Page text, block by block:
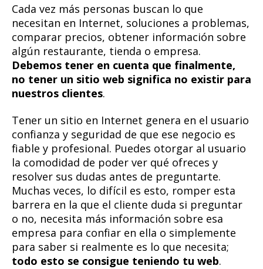
Cada vez más personas buscan lo que
necesitan en Internet, soluciones a problemas,
comparar precios, obtener información sobre
algún restaurante, tienda o empresa.
Debemos tener en cuenta que finalmente,
no tener un sitio web significa no existir para
nuestros clientes.
Tener un sitio en Internet genera en el usuario
confianza y seguridad de que ese negocio es
fiable y profesional. Puedes otorgar al usuario
la comodidad de poder ver qué ofreces y
resolver sus dudas antes de preguntarte.
Muchas veces, lo difícil es esto, romper esta
barrera en la que el cliente duda si preguntar
o no, necesita más información sobre esa
empresa para confiar en ella o simplemente
para saber si realmente es lo que necesita;
todo esto se consigue teniendo tu web.